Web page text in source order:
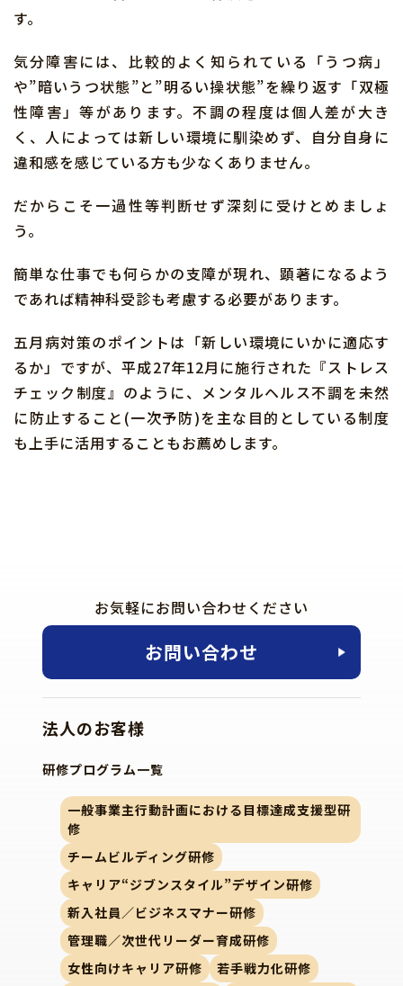
す。
気分障害には、比較的よく知られている「うつ病」
や”暗いうつ状態”と”明るい操状態”を繰り返す「双極
性障害」等があります。不調の程度は個人差が大き
く、人によっては新しい環境に馴染めず、自分自身に
違和感を感じている方も少なくありません。
だからこそ一過性等判断せず深刻に受けとめましょ
う。
簡単な仕事でも何らかの支障が現れ、顕著になるよう
であれば精神科受診も考慮する必要があります。
五月病対策のポイントは「新しい環境にいかに適応す
るか」ですが、平成27年12月に施行された『ストレス
チェック制度』のように、メンタルヘルス不調を未然
に防止すること(一次予防)を主な目的としている制度
も上手に活用することもお薦めします。
お気軽にお問い合わせください
お問い合わせ
法人のお客様
研修プログラム一覧
一般事業主行動計画における目標達成支援型研
修
チームビルディング研修
キャリア“ジブンスタイル”デザイン研修
新入社員／ビジネスマナー研修
管理職／次世代リーダー育成研修
女性向けキャリア研修
若手戦力化研修